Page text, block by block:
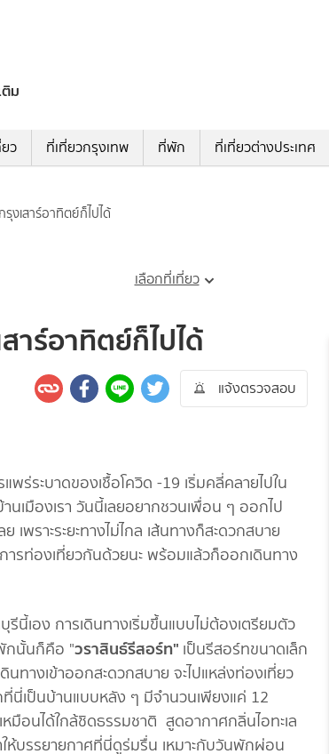
ติม
ว ที่เที่ยวกรุงเทพ ที่พัก ที่เที่ยวต่างประเทศ
งเสาร์อาทิตย์ก็ไปได้
เลือกที่เที่ยว
าร์อาทิตย์ก็ไปได้
แจ้งตรวจสอบ
ระบาดของเชื้อโควิด -19 เริ่มคลี่คลายไปใน
เมืองเรา วันนี้เลยอยากชวนเพื่อน ๆ ออกไป
พราะระยะทางไม่ไกล เส้นทางก็สะดวกสบาย
ารท่องเที่ยวกันด้วยนะ พร้อมแล้วก็ออกเดินทาง
นี้เอง การเดินทางเริ่มขึ้นแบบไม่ต้องเตรียมตัว
กนั้นก็คือ "วราสินธ์รีสอร์ท" เป็นรีสอร์ทขนาดเล็ก
ทางเข้าออกสะดวกสบาย จะไปแหล่งท่องเที่ยว
นี่เป็นบ้านแบบหลัง ๆ มีจำนวนเพียงแค่ 12
อนได้ใกล้ชิดธรรมชาติ สูดอากาศกลิ่นไอทะเล
ห้บรรยายกาศที่นี่ดูร่มรื่น เหมาะกับวันพักผ่อน